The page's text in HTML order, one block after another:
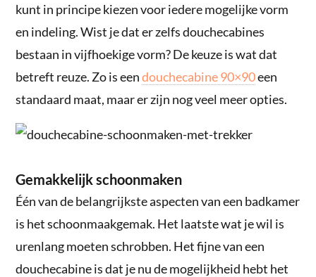
kunt in principe kiezen voor iedere mogelijke vorm
en indeling. Wist je dat er zelfs douchecabines
bestaan in vijfhoekige vorm? De keuze is wat dat
betreft reuze. Zo is eendouchecabine 90×90een
standaard maat, maar er zijn nog veel meer opties.
Gemakkelijk schoonmaken
Één van de belangrijkste aspecten van een badkamer
is het schoonmaakgemak. Het laatste wat je wil is
urenlang moeten schrobben. Het fijne van een
douchecabine is dat je nu de mogelijkheid hebt het